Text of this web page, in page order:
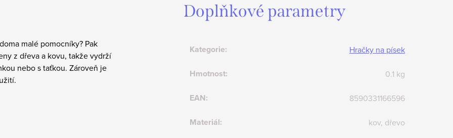
malé pomocníky? Pak
z dřeva a kovu, takže vydrží
nebo s taťkou. Zároveň je
Doplňkové parametry
Kategorie: Hračky na písek
Hmotnost: 0.1 kg
EAN: 8590331166596
Materiál: kov, dřevo